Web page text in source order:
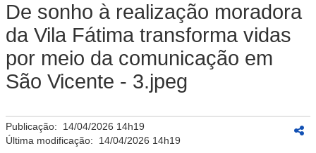
De sonho à realização moradora
da Vila Fátima transforma vidas
por meio da comunicação em
São Vicente - 3.jpeg
Publicação: 14/04/2026 14h19
Última modificação: 14/04/2026 14h19